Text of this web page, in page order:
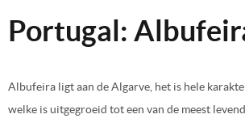
Portugal:
Albufeira ligt aan de Algarve, het is hele
welke is uitgegroeid tot een van de meest